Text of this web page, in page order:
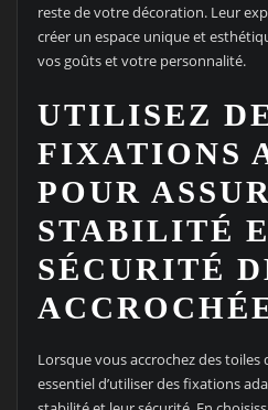
reste de votre décoration. Leur
créer un espace unique et
vos goûts et votre personnalité.
UTILISEZ
FIXATIONS
POUR
STABILITÉ
SÉCURITÉ
Lorsque vous accrochez des toiles
essentiel d’utiliser des fixations